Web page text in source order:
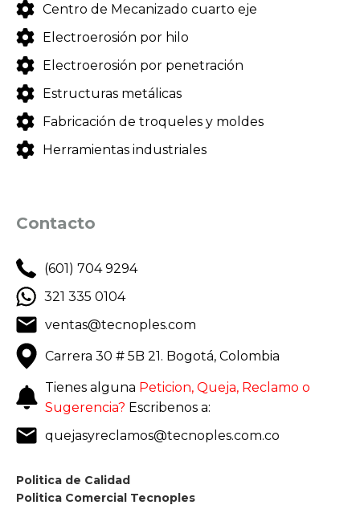
Centro de Mecanizado cuarto eje
Electroerosión por hilo
Electroerosión por penetración
Estructuras metálicas
Fabricación de troqueles y moldes
Herramientas industriales
Contacto
(601) 704 9294
321 335 0104
ventas@tecnoples.com
Carrera 30 # 5B 21. Bogotá, Colombia
Tienes alguna Peticion, Queja, Reclamo o
Sugerencia? Escribenos a:
quejasyreclamos@tecnoples.com.co
Politica de Calidad
Politica Comercial Tecnoples